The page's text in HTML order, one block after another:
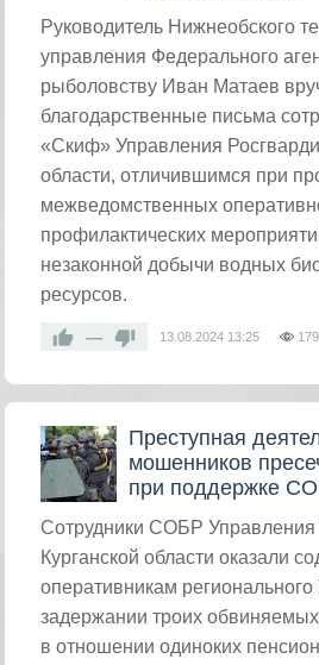
​Руководитель Нижнеобского
управления Федерального
рыболовству Иван Матаев
благодарственные письма
«Скиф» Управления
области, отличившимся при
межведомственных
профилактических
незаконной добычи водных
ресурсов.
— 13.08.2024 13:25 179
Преступная
мошенников
при поддержке
​Сотрудники СОБР Управления
Курганской области оказали
оперативникам
задержании троих
в отношении одиноких